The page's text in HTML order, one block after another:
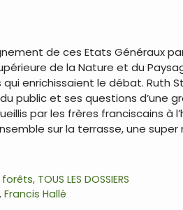
de ces Etats Généraux
de la Nature et du
qui enrichissaient le débat. Ruth
public et ses questions d’une
par les frères franciscains à
sur la terrasse, une
forêts, TOUS LES DOSSIERS
,Francis Hallé